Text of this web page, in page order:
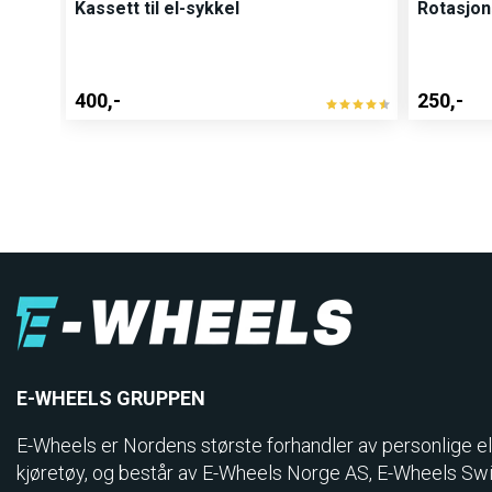
Kassett til el-sykkel
400,- 250,-
E-WHEELS GRUPPEN
E-Wheels er Nordens største forhandler av personlige
kjøretøy, og består av E-Wheels Norge AS, E­-Wheels